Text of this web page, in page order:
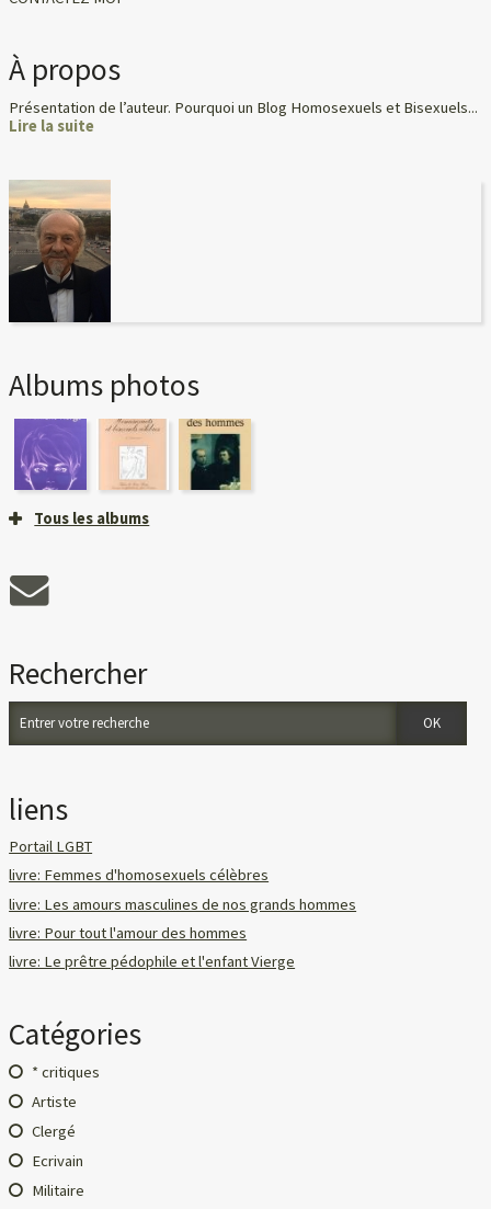
À propos
Présentation de l’auteur. Pourquoi un Blog Homosexuels et Bisexuels...
Lire la suite
Albums photos
Tous les albums
Rechercher
liens
Portail LGBT
livre: Femmes d'homosexuels célèbres
livre: Les amours masculines de nos grands hommes
livre: Pour tout l'amour des hommes
livre: Le prêtre pédophile et l'enfant Vierge
Catégories
* critiques
Artiste
Clergé
Ecrivain
Militaire